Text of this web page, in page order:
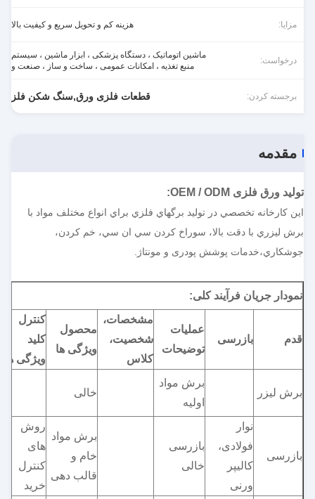
مزایا: هزینه کم و تحویل سریع و کیفیت بالا
درخواست:
ماشین اتوماتیک ، دستگاه پزشکی ، ابزار ماشین ، سیستم
منبع تغذیه ، امکانات عمومی ، ساخت و ساز ، صنعت و
برجسته کردن: قطعات فلزی ورق,سنگ شکن فلز
مقدمه
تولید ورق فلزی OEM / ODM :
اين کارخانه تخصصي در توليد برگهاي فلزي براي انواع مختلف مواد با
برش ليزري با دقت بالا، سوراخ کردن سي ان سي، خم کردن،
جوشکاري،خدمات پوشش پودری و مونتاژ.
نمودار جریان فرآیند کلی:
قدم بازرسی
عملیات
توضیحات
مشخصات،
شخصیت،
کلاس
محصول
ویژگی ها
کنترل
کلید
ویژگی ها
برش لیزر
برش مواد
اولیه
خالی
بازرسی
نوار
فولادی،
کالیپر
ورنی
بازرسی
خالی
برش مواد
خام و
قالب دهی
روش
های
کنترل
خرید